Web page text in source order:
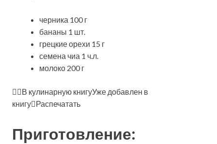
черника 100 г
бананы 1 шт.
грецкие орехи 15 г
семена чиа 1 ч.л.
молоко 200 г
В кулинарную книгуУже добавлен в
книгу Распечатать
Приготовление: